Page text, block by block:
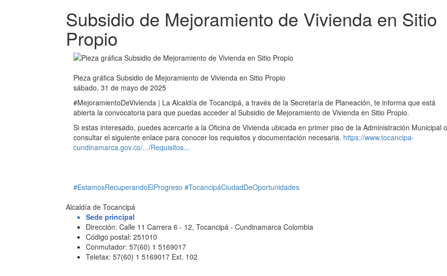
Subsidio de Mejoramiento de Vivienda en Sitio
Propio
Pieza gráfica Subsidio de Mejoramiento de Vivienda en Sitio Propio
sábado, 31 de mayo de 2025
#MejoramientoDeVivienda | La Alcaldía de Tocancipá, a través de la Secretaría de Planeación, te informa que está
abierta la convocatoria para que puedas acceder al Subsidio de Mejoramiento de Vivienda en Sitio Propio.
Si estas interesado, puedes acercarte a la Oficina de Vivienda ubicada en primer piso de la Administración Municipal o
consultar el siguiente enlace para conocer los requisitos y documentación necesaria. https://www.tocancipa-
cundinamarca.gov.co/.../Requisitos...
#EstamosRecuperandoElProgreso #TocancipáCiudadDeOportunidades
Alcaldía de Tocancipá
Sede principal
Dirección: Calle 11 Carrera 6 - 12, Tocancipá - Cundinamarca Colombia
Código postal: 251010
Conmutador: 57(60) 1 5169017
Telefax: 57(60) 1 5169017 Ext. 102